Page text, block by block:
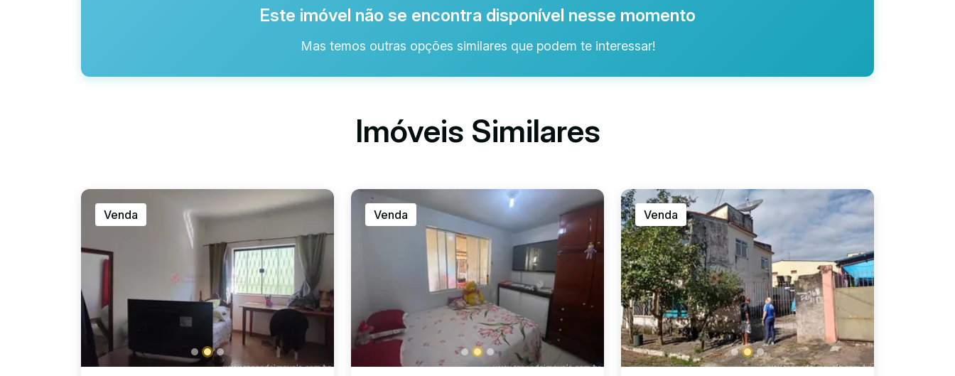
Este imóvel não se encontra disponível nesse momento
Mas temos outras opções similares que podem te interessar!
Imóveis Similares
Venda Venda Venda